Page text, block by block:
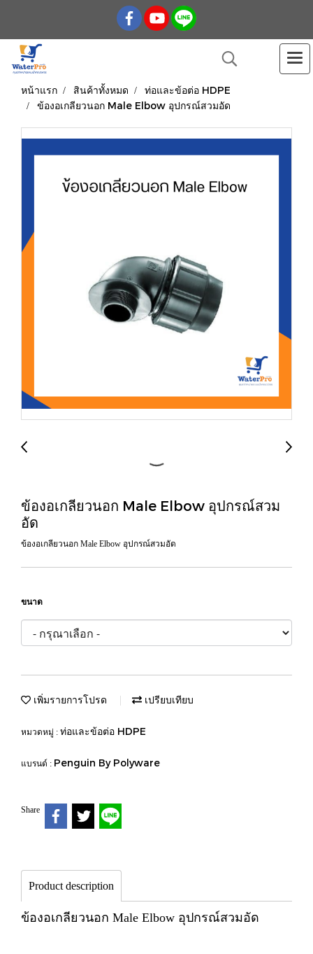
หน้าแรก สินค้าทั้งหมด
ท่อและข้อต่อ HDPE
ข้องอเกลียวนอก Male Elbow อุปกรณ์สวมอัด
ข้องอเกลียวนอก Male Elbow อุปกรณ์สวม
อัด
ข้องอเกลียวนอก Male Elbow อุปกรณ์สวมอัด
ขนาด
เพิ่มรายการโปรด เปรียบเทียบ
หมวดหมู่ : ท่อและข้อต่อ HDPE
แบรนด์ : Penguin By Polyware
Share
Product description
ข้องอเกลียวนอก Male Elbow อุปกรณ์สวมอัด